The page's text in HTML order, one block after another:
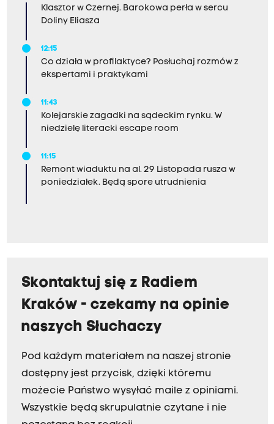
Klasztor w Czernej. Barokowa perła w sercu
Doliny Eliasza
12:15
Co działa w profilaktyce? Posłuchaj rozmów z
ekspertami i praktykami
11:43
Kolejarskie zagadki na sądeckim rynku. W
niedzielę literacki escape room
11:15
Remont wiaduktu na al. 29 Listopada rusza w
poniedziałek. Będą spore utrudnienia
Skontaktuj się z Radiem
Kraków - czekamy na opinie
naszych Słuchaczy
Pod każdym materiałem na naszej stronie
dostępny jest przycisk, dzięki któremu
możecie Państwo wysyłać maile z opiniami.
Wszystkie będą skrupulatnie czytane i nie